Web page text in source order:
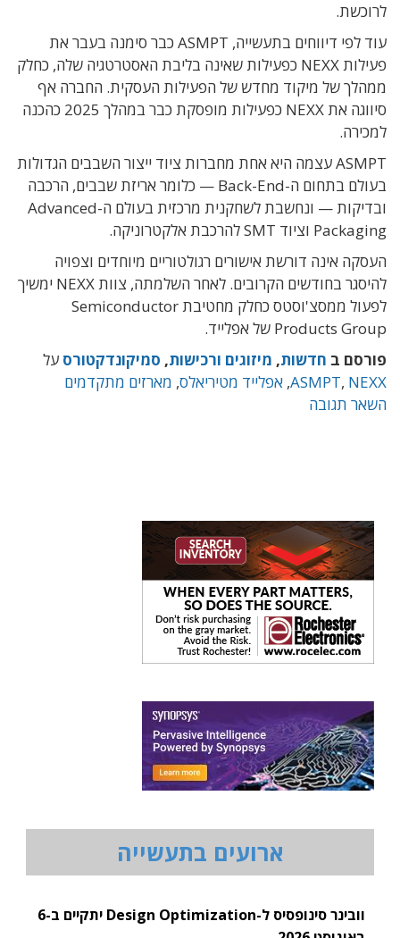
לרוכשת.
עוד לפי דיווחים בתעשייה, ASMPT כבר סימנה בעבר את
פעילות NEXX כפעילות שאינה בליבת האסטרטגיה שלה, כחלק
ממהלך של מיקוד מחדש של הפעילות העסקית. החברה אף
סיווגה את NEXX כפעילות מופסקת כבר במהלך 2025 כהכנה
למכירה.
ASMPT עצמה היא אחת מחברות ציוד ייצור השבבים הגדולות
בעולם בתחום ה-Back-End — כלומר אריזת שבבים, הרכבה
ובדיקות — ונחשבת לשחקנית מרכזית בעולם ה-Advanced
Packaging וציוד SMT להרכבת אלקטרוניקה.
העסקה אינה דורשת אישורים רגולטוריים מיוחדים וצפויה
להיסגר בחודשים הקרובים. לאחר השלמתה, צוות NEXX ימשיך
לפעול ממסצ'וסטס כחלק מחטיבת Semiconductor
Products Group של אפלייד.
פורסם ב חדשות, מיזוגים ורכישות, סמיקונדקטורס על
ASMPT, NEXX
, אפלייד מטיריאלס, מארזים מתקדמים
השאר תגובה
ארועים בתעשייה
וובינר סינופסיס ל-Design Optimization יתקיים ב-6